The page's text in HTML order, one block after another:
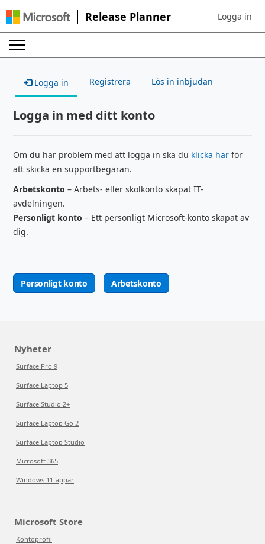
Release Planner Sign in to
Logga in
Logga in Registrera Lös in inbjudan
Logga in med ditt konto
Om du har problem med att logga in ska du klicka här för
att skicka en supportbegäran.
Arbetskonto – Arbets- eller skolkonto skapat IT-
avdelningen.
Personligt konto – Ett personligt Microsoft-konto skapat av
dig.
Personligt konto Arbetskonto
Nyheter
Surface Pro 9
Surface Laptop 5
Surface Studio 2+
Surface Laptop Go 2
Surface Laptop Studio
Microsoft 365
Windows 11-appar
Microsoft Store
Kontoprofil